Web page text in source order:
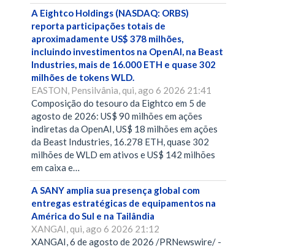
A Eightco Holdings (NASDAQ: ORBS)
reporta participações totais de
aproximadamente US$ 378 milhões,
incluindo investimentos na OpenAI, na Beast
Industries, mais de 16.000 ETH e quase 302
milhões de tokens WLD.
EASTON, Pensilvânia, qui, ago 6 2026 21:41
Composição do tesouro da Eightco em 5 de
agosto de 2026: US$ 90 milhões em ações
indiretas da OpenAI, US$ 18 milhões em ações
da Beast Industries, 16.278 ETH, quase 302
milhões de WLD em ativos e US$ 142 milhões
em caixa e…
A SANY amplia sua presença global com
entregas estratégicas de equipamentos na
América do Sul e na Tailândia
XANGAI, qui, ago 6 2026 21:12
XANGAI, 6 de agosto de 2026 /PRNewswire/ -